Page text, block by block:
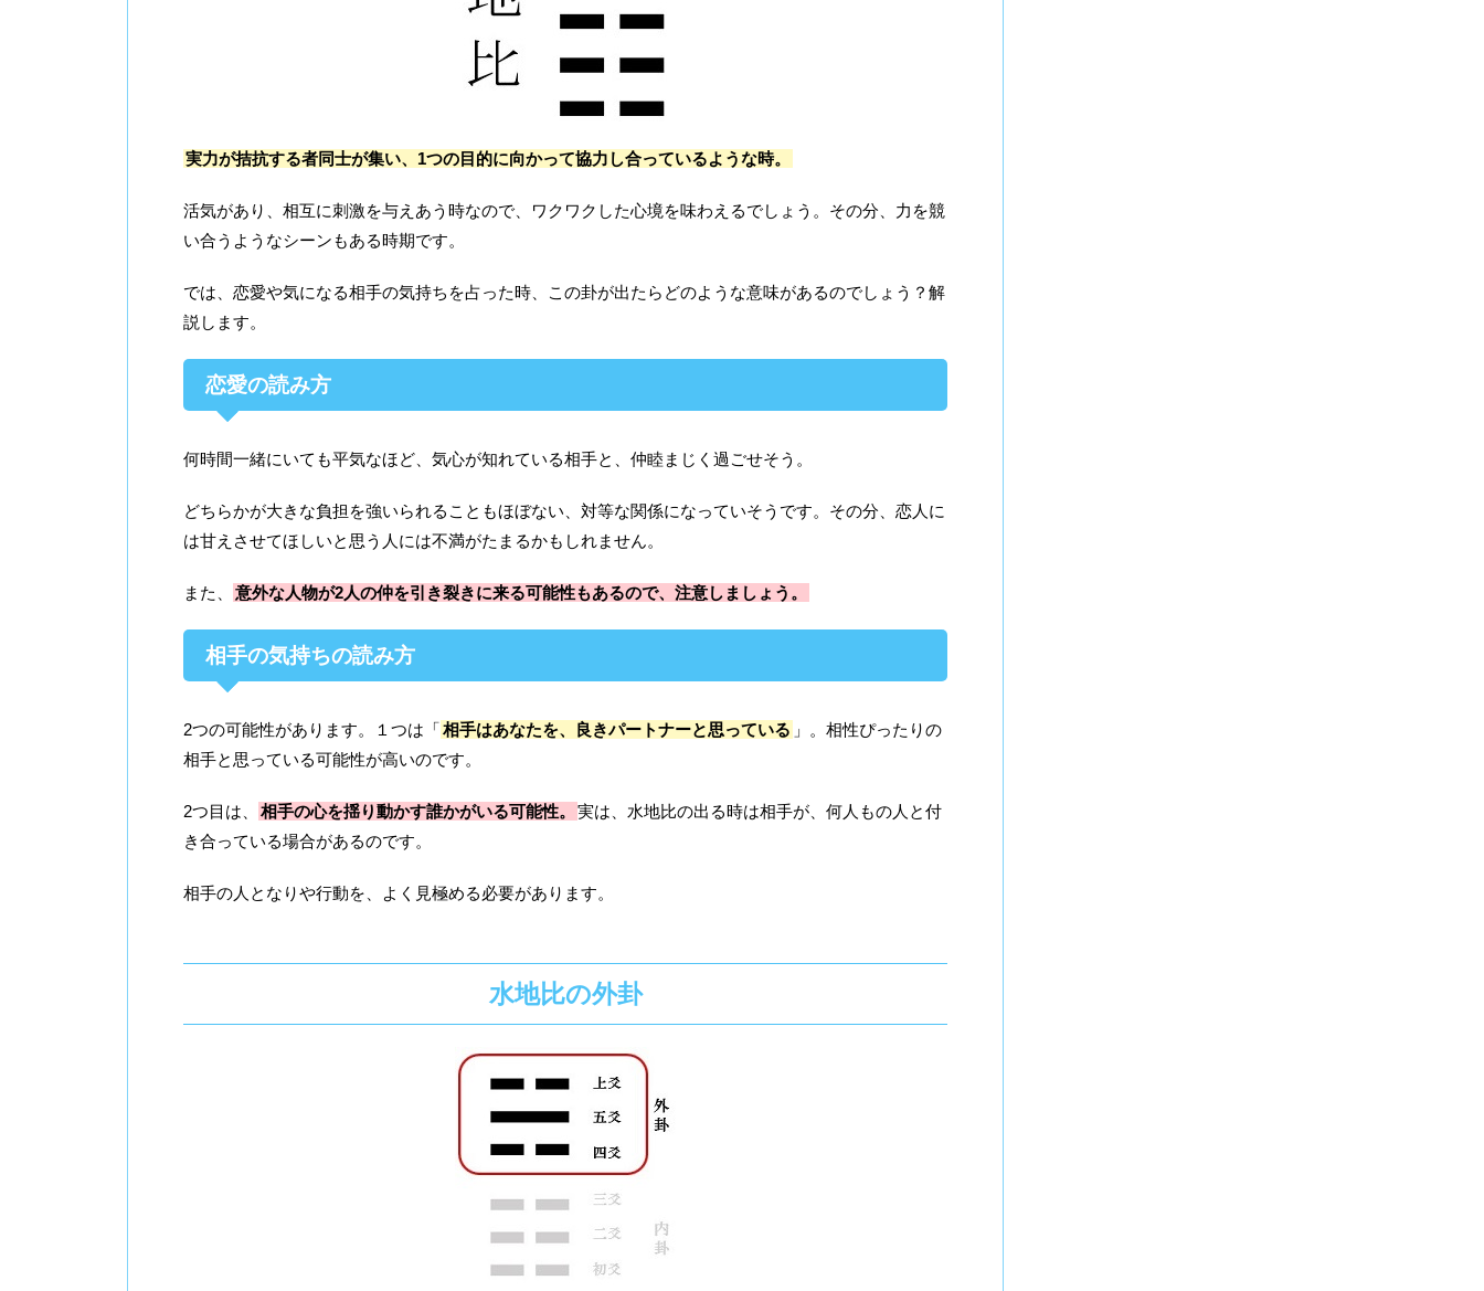
実力が拮抗する者同士が集い、1つの目的に向かって協力し合っているような時。
活気があり、相互に刺激を与えあう時なので、ワクワクした心境を味わえるでしょう。その分、力を競
い合うようなシーンもある時期です。
では、恋愛や気になる相手の気持ちを占った時、この卦が出たらどのような意味があるのでしょう？解
説します。
恋愛の読み方
何時間一緒にいても平気なほど、気心が知れている相手と、仲睦まじく過ごせそう。
どちらかが大きな負担を強いられることもほぼない、対等な関係になっていそうです。その分、恋人に
は甘えさせてほしいと思う人には不満がたまるかもしれません。
また、 意外な人物が2人の仲を引き裂きに来る可能性もあるので、注意しましょう。
相手の気持ちの読み方
2つの可能性があります。１つは「 相手はあなたを、良きパートナーと思っている 」。相性ぴったりの
相手と思っている可能性が高いのです。
2つ目は、 相手の心を揺り動かす誰かがいる可能性。
実は、水地比の出る時は相手が、何人もの人と付
き合っている場合があるのです。
相手の人となりや行動を、よく見極める必要があります。
水地比の外卦